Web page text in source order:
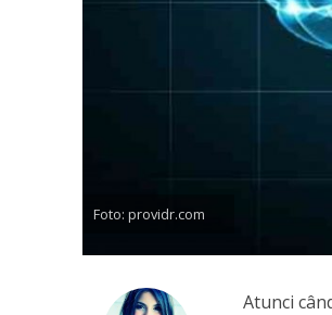
Foto: providr.com
Atunci